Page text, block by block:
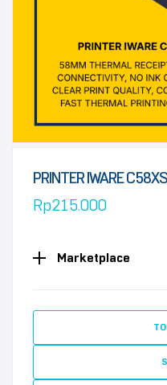
PRINTER IWARE
Rp215.000
Marketplace